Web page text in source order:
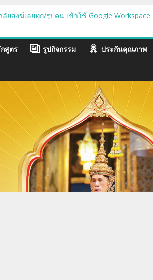
อบประเมินทักษะการใช้เทคโนโลยีสารสนเทศ
ลัยสงฆ์เลยทุก/รูปคน เข้าใช้ Google
และนิสิตเข้าร่วมโครงการวันปฐมนิเทศนิสิตใหม่
ศและต้อนรับนิสิตใหม่ ปี ๒๕๖๗
สูตร รูปกิจกรรม ประกันคุณภาพ